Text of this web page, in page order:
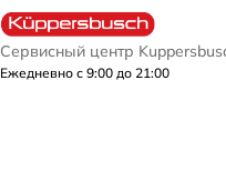
Сервисный центр
Ежедневно с 9:00 до 21:00